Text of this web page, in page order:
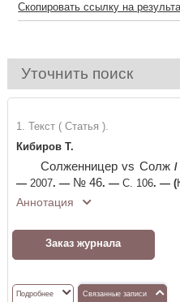
Скопировать ссылку на
Уточнить поиск
1. Текст ( Статья ).
Кибиров Т.
Солженницер vs Солж /
—2007. — № 46. —С. 106. — (
Аннотация
Заказ журнала
Подробнее Связанные записи